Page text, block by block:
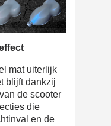
mat uiterlijk
blijft dankzij
de scooter
die
en de